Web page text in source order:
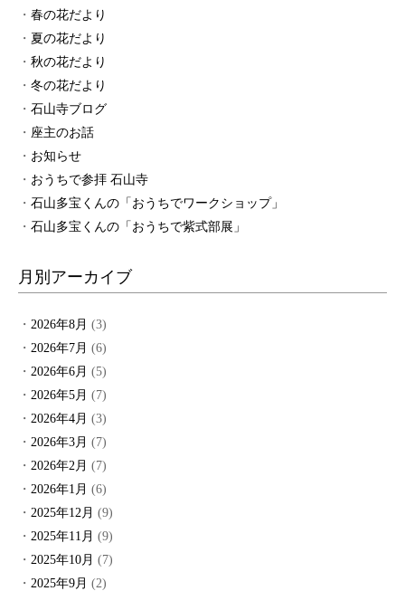
春の花だより
夏の花だより
秋の花だより
冬の花だより
石山寺ブログ
座主のお話
お知らせ
おうちで参拝 石山寺
石山多宝くんの「おうちでワークショップ」
石山多宝くんの「おうちで紫式部展」
月別アーカイブ
2026年8月 (3)
2026年7月 (6)
2026年6月 (5)
2026年5月 (7)
2026年4月 (3)
2026年3月 (7)
2026年2月 (7)
2026年1月 (6)
2025年12月 (9)
2025年11月 (9)
2025年10月 (7)
2025年9月 (2)